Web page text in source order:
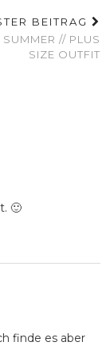
BEITRAG
// PLUS
SIZE OUTFIT
🙂
finde es aber